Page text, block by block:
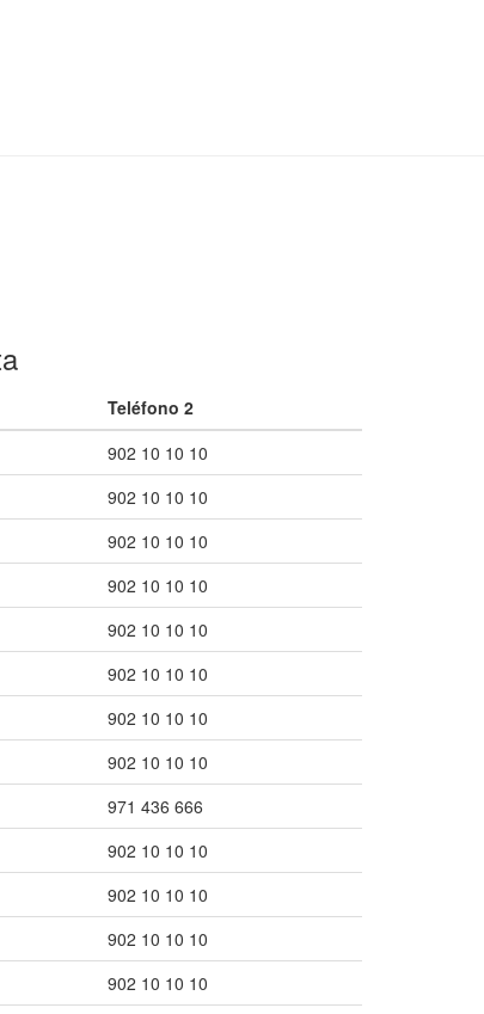
Teléfono 2
902 10 10 10
902 10 10 10
902 10 10 10
902 10 10 10
902 10 10 10
902 10 10 10
902 10 10 10
902 10 10 10
971 436 666
902 10 10 10
902 10 10 10
902 10 10 10
902 10 10 10